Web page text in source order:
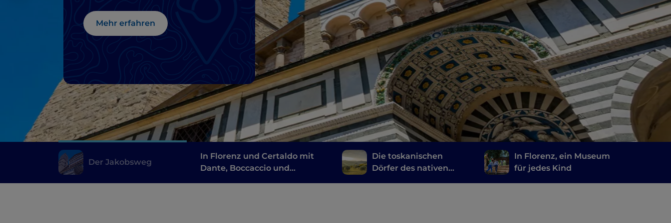
Mehr erfahren
Der Jakobsweg
In Florenz und Certaldo mit
Dante, Boccaccio und
Die toskanischen
Dörfer des nativen
In Florenz, ein Museum
für jedes Kind